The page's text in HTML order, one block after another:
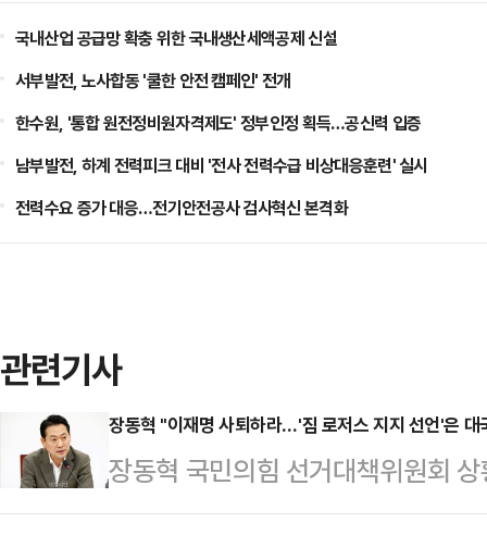
국내산업 공급망 확충 위한 국내생산세액공제 신설
서부발전, 노사합동 '쿨한 안전 캠페인' 전개
한수원, '통합 원전정비원자격제도' 정부인정 획득…공신력 입증
남부발전, 하계 전력피크 대비 '전사 전력수급 비상대응훈련' 실시
전력수요 증가 대응…전기안전공사 검사혁신 본격화
관련기사
장동혁 "이재명 사퇴하라…'짐 로저스 지지 선언'은 대
장동혁 국민의힘 선거대책위원회
저스홀딩스 회장이 이재명 더불어